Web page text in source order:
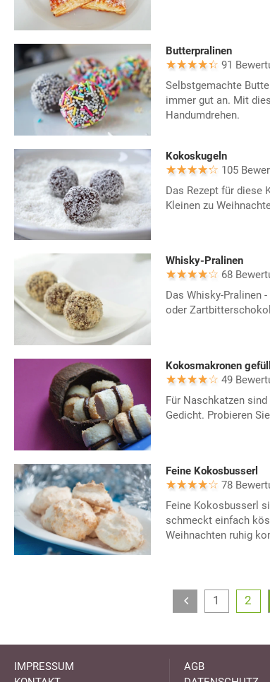
Butterpralinen
91
Selbstgemachte
immer gut an. Mit
Handumdrehen.
Kokoskugeln
105
Das Rezept für diese
Kleinen zu
Whisky-Pralinen
68
Das Whisky-Pralinen
oder
Kokosmakronen
49
Für Naschkatzen
Gedicht. Probieren
Feine Kokosbusserl
78
Feine Kokosbusserl
schmeckt einfach
Weihnachten ruhig
1 2
IMPRESSUM
AGB